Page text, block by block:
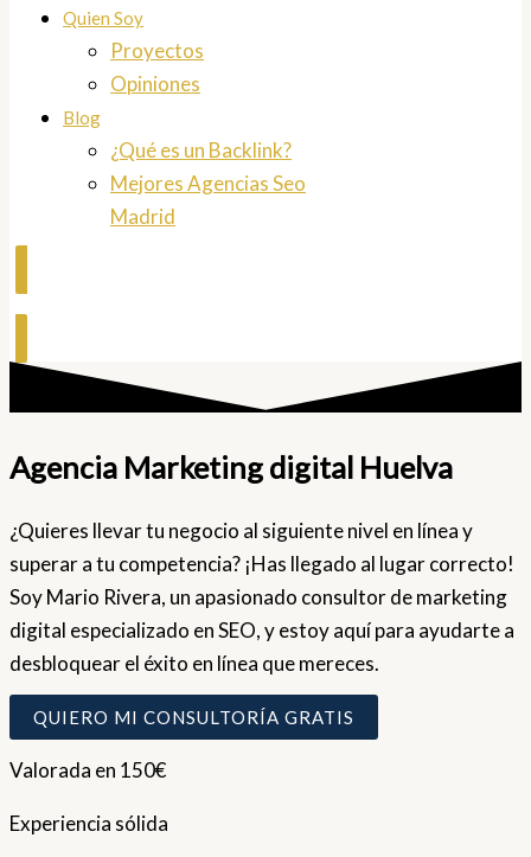
Quien Soy
Proyectos
Opiniones
Blog
¿Qué es un Backlink?
Mejores Agencias Seo
Madrid
Agencia Marketing digital Huelva
¿Quieres llevar tu negocio al siguiente nivel en línea y
superar a tu competencia? ¡Has llegado al lugar correcto!
Soy Mario Rivera, un apasionado consultor de marketing
digital especializado en SEO, y estoy aquí para ayudarte a
desbloquear el éxito en línea que mereces.
QUIERO MI CONSULTORÍA GRATIS
Valorada en 150€
Experiencia sólida